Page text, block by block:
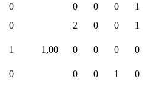
0 0 0 0 1
0 2 0 0 1
1 1,00 0 0 0 0
0 0 0 1 0